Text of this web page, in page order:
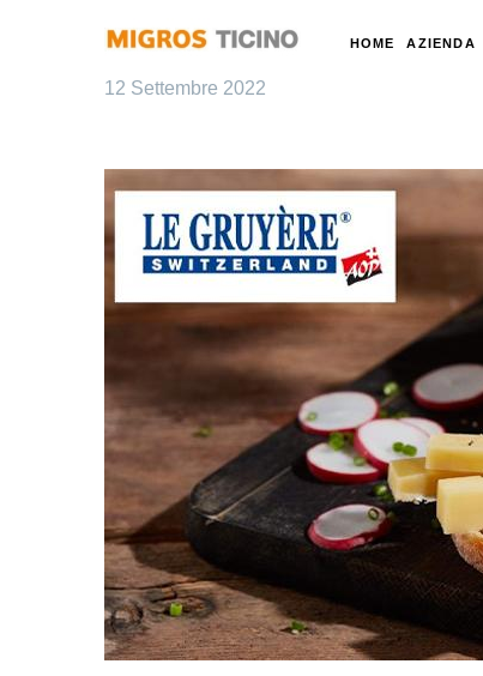
HOME AZIENDA
12 Settembre 2022